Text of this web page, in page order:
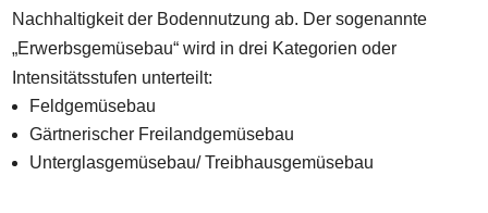
Nachhaltigkeit der Bodennutzung ab. Der sogenannte
„Erwerbsgemüsebau“ wird in drei Kategorien oder
Intensitätsstufen unterteilt:
Feldgemüsebau
Gärtnerischer Freilandgemüsebau
Unterglasgemüsebau/ Treibhausgemüsebau